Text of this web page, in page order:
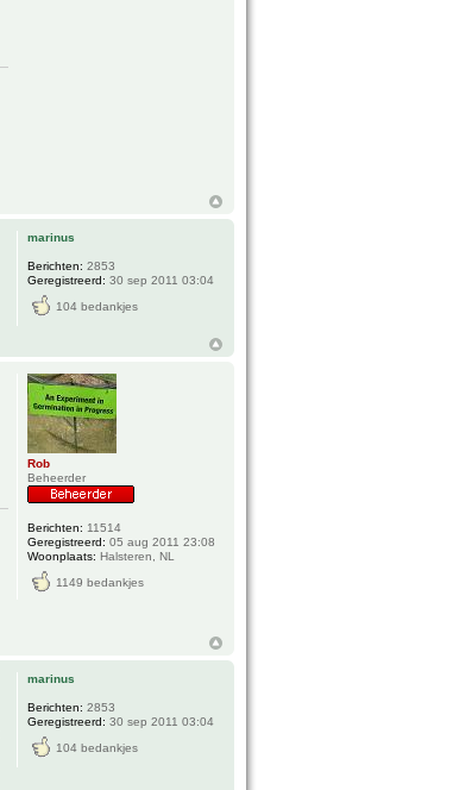
marinus
Berichten: 2853
Geregistreerd: 30 sep 2011 03:04
104 bedankjes
Rob
Beheerder
Berichten: 11514
Geregistreerd: 05 aug 2011 23:08
Woonplaats: Halsteren, NL
1149 bedankjes
marinus
Berichten: 2853
Geregistreerd: 30 sep 2011 03:04
104 bedankjes